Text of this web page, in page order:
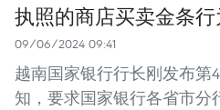
执照的商店买卖金条行
09/06/2024 09:41
越南国家银行行长刚发布第
知，要求国家银行各省市分